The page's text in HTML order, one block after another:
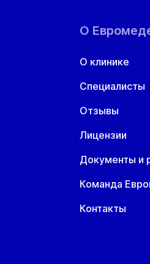
О
О клинике
Специалисты
Отзывы
Лицензии
Документы и
Команда
Контакты